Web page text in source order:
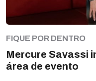
FIQUE POR DENTRO
Mercure Savassi
área de evento